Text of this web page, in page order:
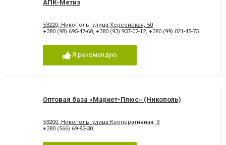
АПК-Метиз
53220, Никополь, улица Херсонская, 50
+380 (98) 695-47-68, +380 (93) 937-02-12, +380 (99) 021-45-75
Я рекомендую
Оптовая база «Маркет-Плюс» (Никополь)
53200, Никополь, улица Кооперативная, 3
+380 (566) 69-82-30